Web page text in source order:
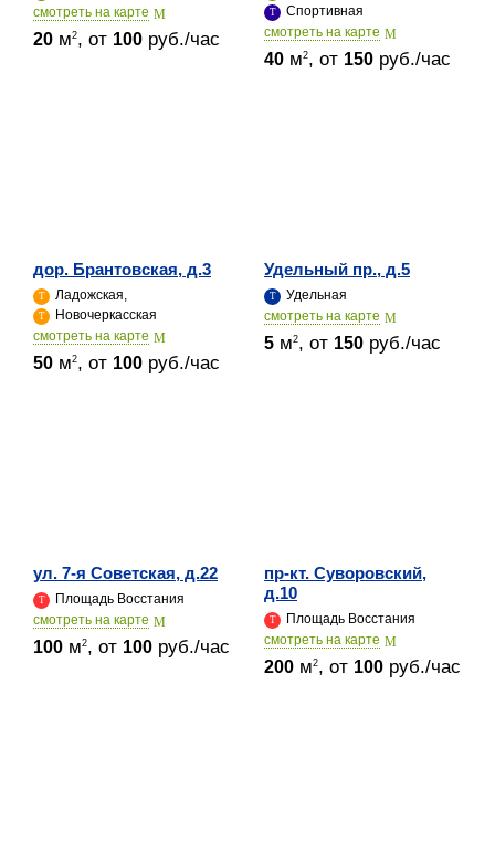
cмотреть на карте
20 м2, от 100 руб./час
Спортивная
cмотреть на карте
40 м2, от 150 руб./час
дор. Брантовская, д.3
Ладожская,
Новочеркасская
cмотреть на карте
50 м2, от 100 руб./час
Удельный пр., д.5
Удельная
cмотреть на карте
5 м2, от 150 руб./час
ул. 7-я Советская, д.22
Площадь Восстания
cмотреть на карте
100 м2, от 100 руб./час
пр-кт. Суворовский,
д.10
Площадь Восстания
cмотреть на карте
200 м2, от 100 руб./час